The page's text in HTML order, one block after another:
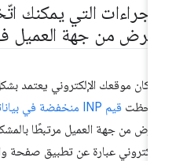
التي يمكنك
من جهة العميل في
كان موقعك الإلكتروني يعتمد بشكل
قيم INP منخفضة في بياناتك الميدانية
من جهة العميل مرتبطًا
عبارة عن تطبيق صفحة